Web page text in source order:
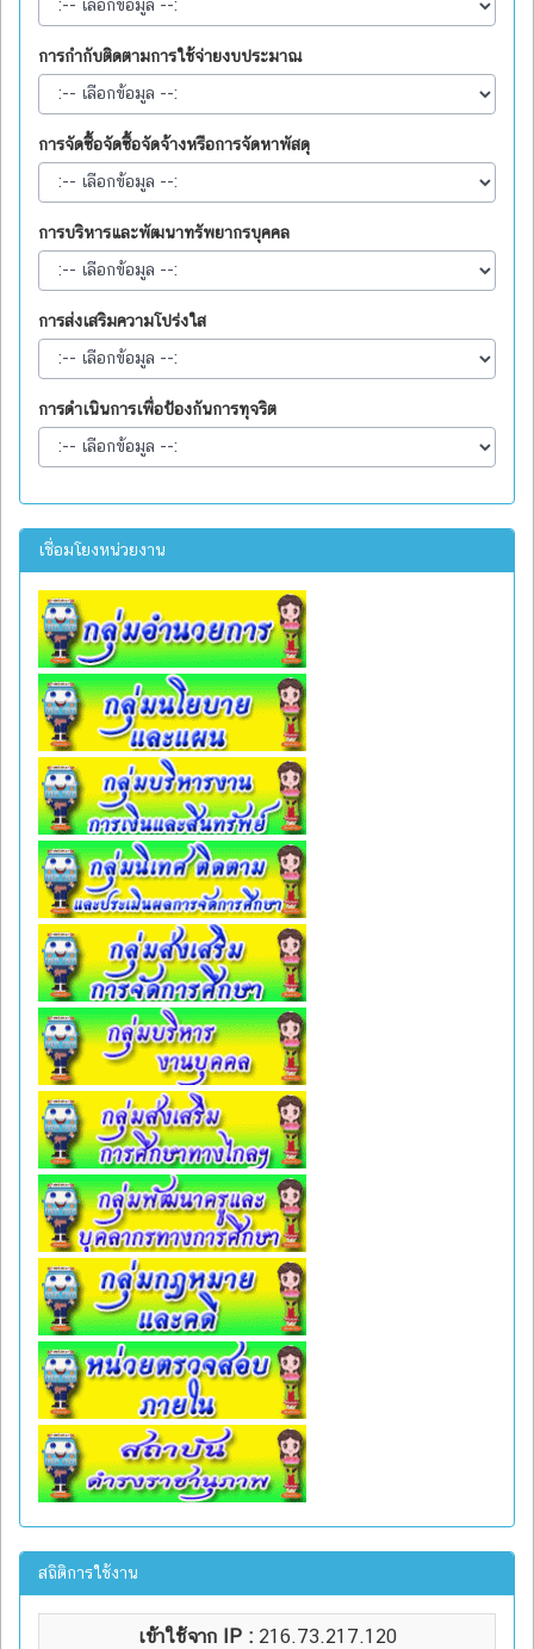
การกำกับติดตามการใช้จ่ายงบประมาณ
การจัดซื้อจัดซื้อจัดจ้างหรือการจัดหาพัสดุ
การบริหารและพัฒนาทรัพยากรบุคคล
การส่งเสริมความโปร่งใส
การดำเนินการเพื่อป้องกันการทุจริต
เชื่อมโยงหน่วยงาน
สถิติการใช้งาน
เข้าใช้จาก IP : 216.73.217.120